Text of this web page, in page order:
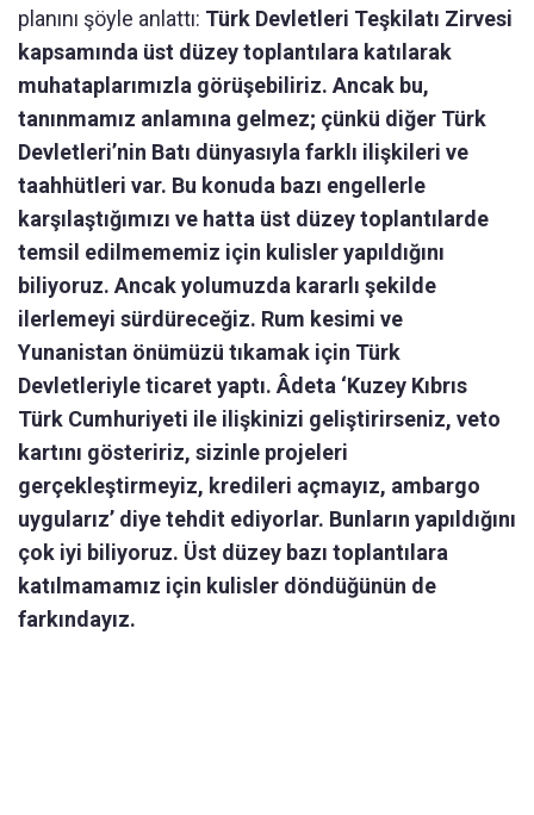
planını şöyle anlattı: Türk Devletleri Teşkilatı Zirvesi
kapsamında üst düzey toplantılara katılarak
muhataplarımızla görüşebiliriz. Ancak bu,
tanınmamız anlamına gelmez; çünkü diğer Türk
Devletleri’nin Batı dünyasıyla farklı ilişkileri ve
taahhütleri var. Bu konuda bazı engellerle
karşılaştığımızı ve hatta üst düzey toplantılarde
temsil edilmememiz için kulisler yapıldığını
biliyoruz. Ancak yolumuzda kararlı şekilde
ilerlemeyi sürdüreceğiz. Rum kesimi ve
Yunanistan önümüzü tıkamak için Türk
Devletleriyle ticaret yaptı. Âdeta ‘Kuzey Kıbrıs
Türk Cumhuriyeti ile ilişkinizi geliştirirseniz, veto
kartını gösteririz, sizinle projeleri
gerçekleştirmeyiz, kredileri açmayız, ambargo
uygularız’ diye tehdit ediyorlar. Bunların yapıldığını
çok iyi biliyoruz. Üst düzey bazı toplantılara
katılmamamız için kulisler döndüğünün de
farkındayız.